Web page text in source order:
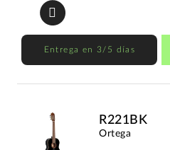
Entrega en 3/5 días
R221BK
Ortega